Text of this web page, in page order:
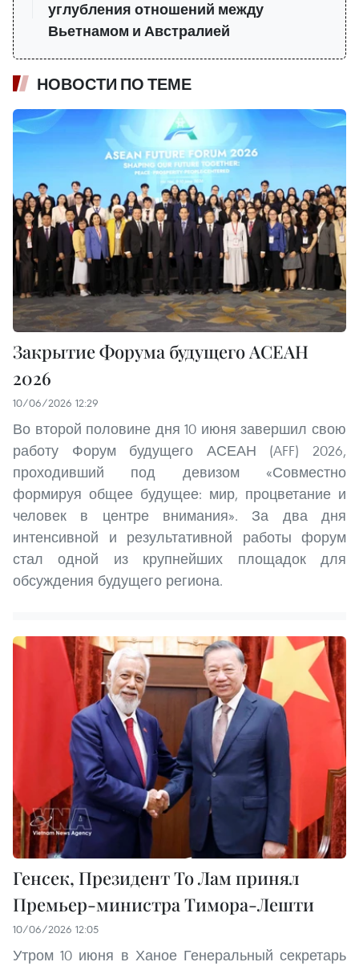
углубления отношений между
Вьетнамом и Австралией
НОВОСТИ ПО ТЕМЕ
Закрытие Форума будущего АСЕАН
2026
10/06/2026 12:29
Во второй половине дня 10 июня завершил свою
работу Форум будущего АСЕАН (AFF) 2026,
проходивший под девизом «Совместно
формируя общее будущее: мир, процветание и
человек в центре внимания». За два дня
интенсивной и результативной работы форум
стал одной из крупнейших площадок для
обсуждения будущего региона.
Генсек, Президент То Лам принял
Премьер-министра Тимора-Лешти
10/06/2026 12:05
Утром 10 июня в Ханое Генеральный секретарь